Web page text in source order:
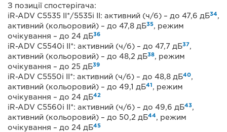
З позиції спостерігача:
iR-ADV C5535 II*/5535i II: активний (ч/б) – до 47,6 дБ34,
активний (кольоровий) – до 47,8 дБ35, режим
очікування – до 24 дБ36
iR-ADV C5540i II*: активний (ч/б) – до 47,7 дБ37,
активний (кольоровий) – до 48,2 дБ38, режим
очікування – до 25 дБ39
iR-ADV C5550i II*: активний (ч/б) – до 48,8 дБ40,
активний (кольоровий) – до 49,1 дБ41, режим
очікування – до 24 дБ42
iR-ADV C5560i II*: активний (ч/б) – до 49,6 дБ43,
активний (кольоровий) – до 50,2 дБ44, режим
очікування – до 24 дБ45